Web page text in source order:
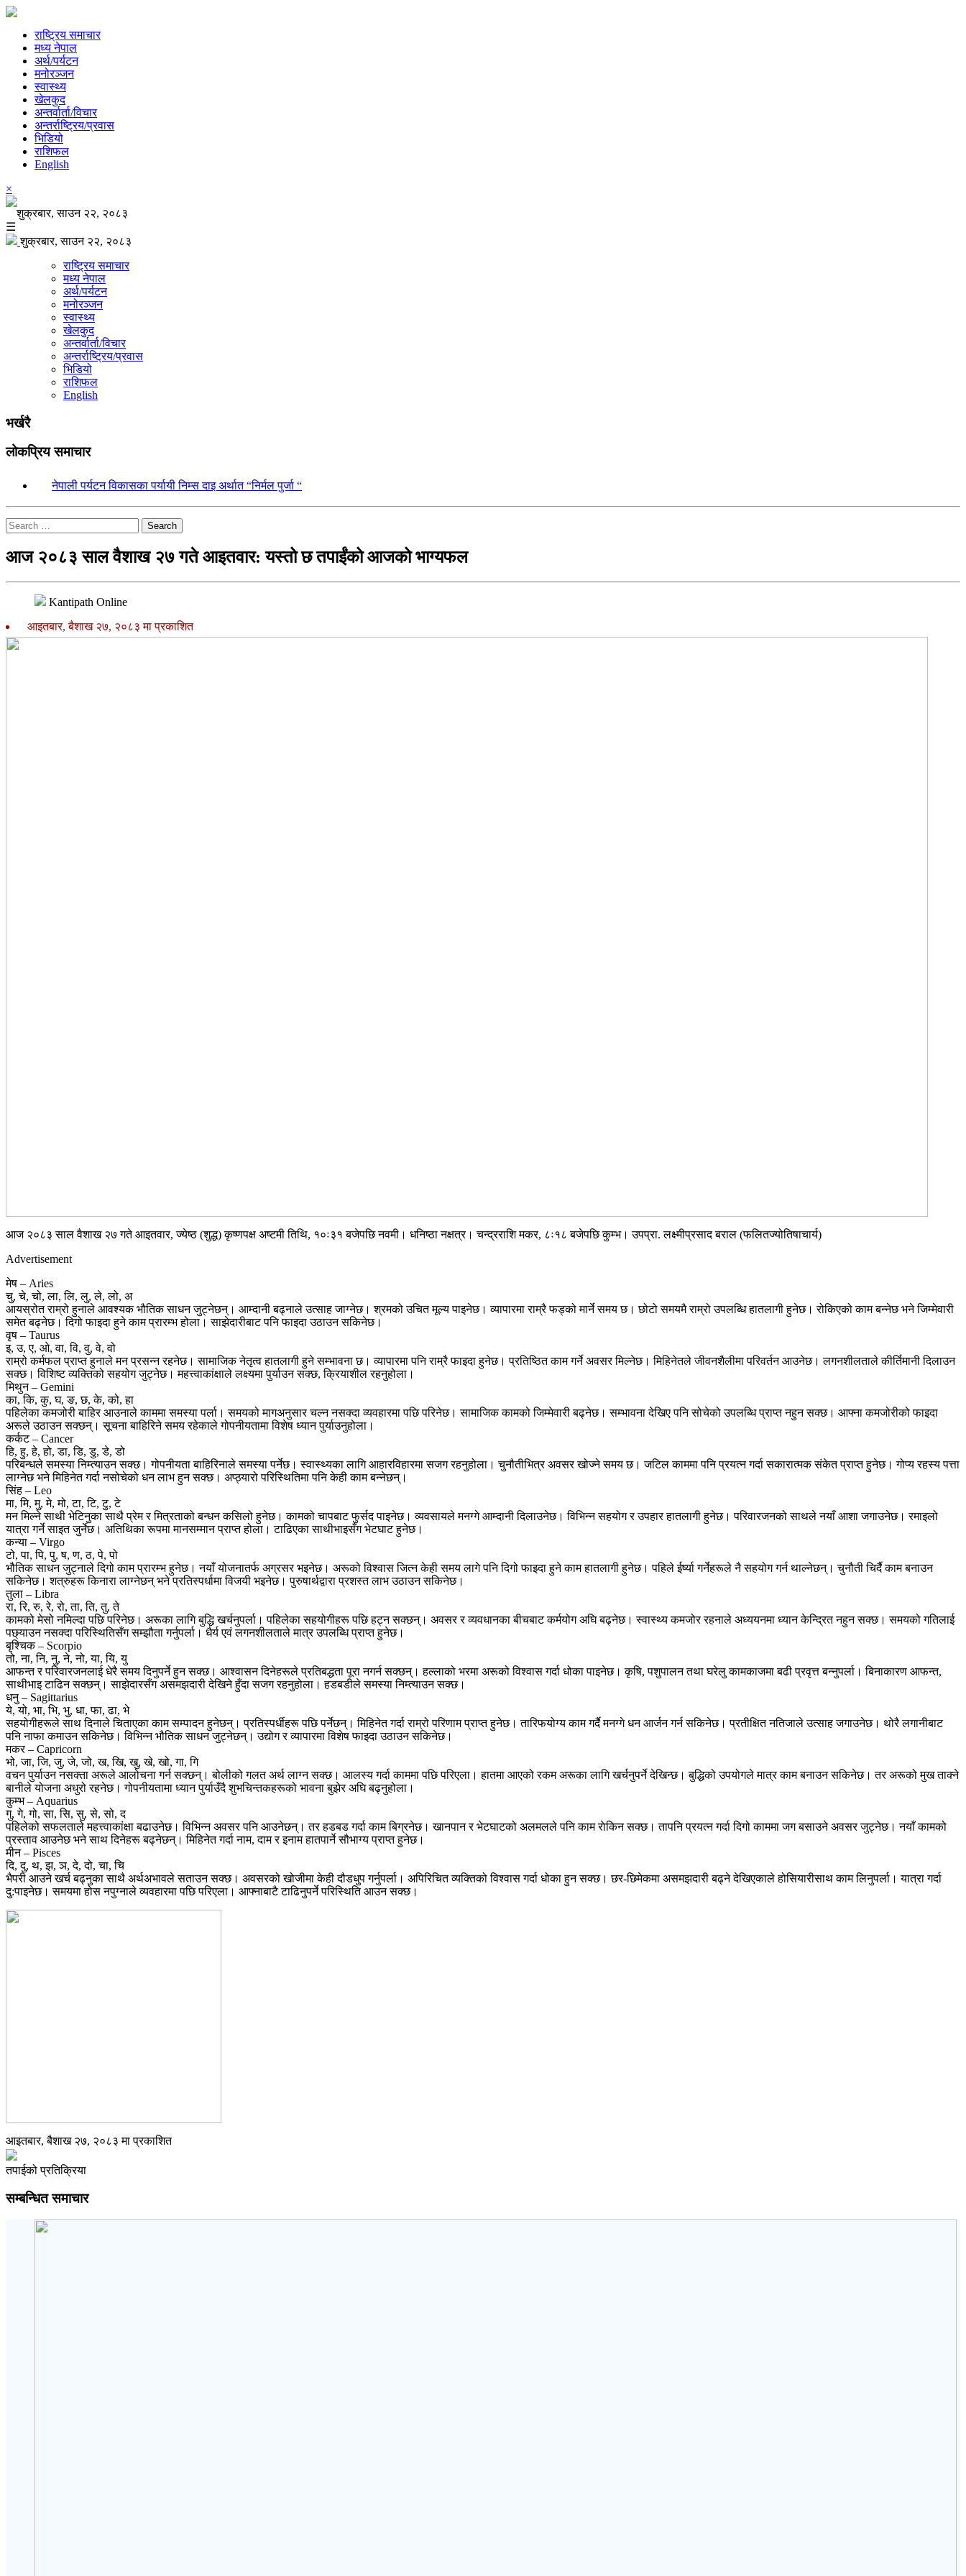
राष्ट्रिय समाचार
मध्य नेपाल
अर्थ/पर्यटन
मनोरञ्जन
स्वास्थ्य
खेलकुद
अन्तर्वार्ता/विचार
अन्तर्राष्ट्रिय/प्रवास
भिडियो
राशिफल
English
×
शुक्रबार, साउन २२, २०८३
☰
शुक्रबार, साउन २२, २०८३
राष्ट्रिय समाचार
मध्य नेपाल
अर्थ/पर्यटन
मनोरञ्जन
स्वास्थ्य
खेलकुद
अन्तर्वार्ता/विचार
अन्तर्राष्ट्रिय/प्रवास
भिडियो
राशिफल
English
भर्खरै
लोकप्रिय समाचार
नेपाली पर्यटन विकासका पर्यायी निम्स दाइ अर्थात “निर्मल पुर्जा “
Search
आज २०८३ साल वैशाख २७ गते आइतवार: यस्तो छ तपाईंको आजको भाग्यफल
Kantipath Online
आइतबार, बैशाख २७, २०८३ मा प्रकाशित
आज २०८३ साल वैशाख २७ गते आइतवार, ज्येष्ठ (शुद्ध) कृष्णपक्ष अष्टमी तिथि, १०ः३१ बजेपछि नवमी। धनिष्ठा नक्षत्र। चन्द्रराशि मकर, ८ः१८ बजेपछि कुम्भ। उपप्रा. लक्ष्मीप्रसाद बराल (फलितज्योतिषाचार्य)
Advertisement
मेष – Aries
चु, चे, चो, ला, लि, लु, ले, लो, अ
आयस्रोत राम्रो हुनाले आवश्यक भौतिक साधन जुट्नेछन्। आम्दानी बढ्नाले उत्साह जाग्नेछ। श्रमको उचित मूल्य पाइनेछ। व्यापारमा राम्रै फड्को मार्ने समय छ। छोटो समयमै राम्रो उपलब्धि हातलागी हुनेछ। रोकिएको काम बन्नेछ भने जिम्मेवारी
समेत बढ्नेछ। दिगो फाइदा हुने काम प्रारम्भ होला। साझेदारीबाट पनि फाइदा उठाउन सकिनेछ।
वृष – Taurus
इ, उ, ए, ओ, वा, वि, वु, वे, वो
राम्रो कर्मफल प्राप्त हुनाले मन प्रसन्न रहनेछ। सामाजिक नेतृत्व हातलागी हुने सम्भावना छ। व्यापारमा पनि राम्रै फाइदा हुनेछ। प्रतिष्ठित काम गर्ने अवसर मिल्नेछ। मिहिनेतले जीवनशैलीमा परिवर्तन आउनेछ। लगनशीलताले कीर्तिमानी दिलाउन
सक्छ। विशिष्ट व्यक्तिको सहयोग जुट्नेछ। महत्त्वाकांक्षाले लक्ष्यमा पुर्याउन सक्छ, क्रियाशील रहनुहोला।
मिथुन – Gemini
का, कि, कु, घ, ङ, छ, के, को, हा
पहिलेका कमजोरी बाहिर आउनाले काममा समस्या पर्ला। समयको मागअनुसार चल्न नसक्दा व्यवहारमा पछि परिनेछ। सामाजिक कामको जिम्मेवारी बढ्नेछ। सम्भावना देखिए पनि सोचेको उपलब्धि प्राप्त नहुन सक्छ। आफ्ना कमजोरीको फाइदा
अरूले उठाउन सक्छन्। सूचना बाहिरिने समय रहेकाले गोपनीयतामा विशेष ध्यान पुर्याउनुहोला।
कर्कट – Cancer
हि, हु, हे, हो, डा, डि, डु, डे, डो
परिबन्धले समस्या निम्त्याउन सक्छ। गोपनीयता बाहिरिनाले समस्या पर्नेछ। स्वास्थ्यका लागि आहारविहारमा सजग रहनुहोला। चुनौतीभित्र अवसर खोज्ने समय छ। जटिल काममा पनि प्रयत्न गर्दा सकारात्मक संकेत प्राप्त हुनेछ। गोप्य रहस्य पत्ता
लाग्नेछ भने मिहिनेत गर्दा नसोचेको धन लाभ हुन सक्छ। अप्ठ्यारो परिस्थितिमा पनि केही काम बन्नेछन्।
सिंह – Leo
मा, मि, मु, मे, मो, टा, टि, टु, टे
मन मिल्ने साथी भेटिनुका साथै प्रेम र मित्रताको बन्धन कसिलो हुनेछ। कामको चापबाट फुर्सद पाइनेछ। व्यवसायले मनग्गे आम्दानी दिलाउनेछ। विभिन्न सहयोग र उपहार हातलागी हुनेछ। परिवारजनको साथले नयाँ आशा जगाउनेछ। रमाइलो
यात्रा गर्ने साइत जुर्नेछ। अतिथिका रूपमा मानसम्मान प्राप्त होला। टाढिएका साथीभाइसँग भेटघाट हुनेछ।
कन्या – Virgo
टो, पा, पि, पु, ष, ण, ठ, पे, पो
भौतिक साधन जुट्नाले दिगो काम प्रारम्भ हुनेछ। नयाँ योजनातर्फ अग्रसर भइनेछ। अरूको विश्वास जित्न केही समय लागे पनि दिगो फाइदा हुने काम हातलागी हुनेछ। पहिले ईर्ष्या गर्नेहरूले नै सहयोग गर्न थाल्नेछन्। चुनौती चिर्दै काम बनाउन
सकिनेछ। शत्रुहरू किनारा लाग्नेछन् भने प्रतिस्पर्धामा विजयी भइनेछ। पुरुषार्थद्वारा प्रशस्त लाभ उठाउन सकिनेछ।
तुला – Libra
रा, रि, रु, रे, रो, ता, ति, तु, ते
कामको मेसो नमिल्दा पछि परिनेछ। अरूका लागि बुद्धि खर्चनुपर्ला। पहिलेका सहयोगीहरू पछि हट्न सक्छन्। अवसर र व्यवधानका बीचबाट कर्मयोग अघि बढ्नेछ। स्वास्थ्य कमजोर रहनाले अध्ययनमा ध्यान केन्द्रित नहुन सक्छ। समयको गतिलाई
पछ्याउन नसक्दा परिस्थितिसँग सम्झौता गर्नुपर्ला। धैर्य एवं लगनशीलताले मात्र उपलब्धि प्राप्त हुनेछ।
बृश्चिक – Scorpio
तो, ना, नि, नु, ने, नो, या, यि, यु
आफन्त र परिवारजनलाई धेरै समय दिनुपर्ने हुन सक्छ। आश्वासन दिनेहरूले प्रतिबद्धता पूरा नगर्न सक्छन्। हल्लाको भरमा अरूको विश्वास गर्दा धोका पाइनेछ। कृषि, पशुपालन तथा घरेलु कामकाजमा बढी प्रवृत्त बन्नुपर्ला। बिनाकारण आफन्त,
साथीभाइ टाढिन सक्छन्। साझेदारसँग असमझदारी देखिने हुँदा सजग रहनुहोला। हडबडीले समस्या निम्त्याउन सक्छ।
धनु – Sagittarius
ये, यो, भा, भि, भु, धा, फा, ढा, भे
सहयोगीहरूले साथ दिनाले चिताएका काम सम्पादन हुनेछन्। प्रतिस्पर्धीहरू पछि पर्नेछन्। मिहिनेत गर्दा राम्रो परिणाम प्राप्त हुनेछ। तारिफयोग्य काम गर्दै मनग्गे धन आर्जन गर्न सकिनेछ। प्रतीक्षित नतिजाले उत्साह जगाउनेछ। थोरै लगानीबाट
पनि नाफा कमाउन सकिनेछ। विभिन्न भौतिक साधन जुट्नेछन्। उद्योग र व्यापारमा विशेष फाइदा उठाउन सकिनेछ।
मकर – Capricorn
भो, जा, जि, जु, जे, जो, ख, खि, खु, खे, खो, गा, गि
वचन पुर्याउन नसक्ता अरूले आलोचना गर्न सक्छन्। बोलीको गलत अर्थ लाग्न सक्छ। आलस्य गर्दा काममा पछि परिएला। हातमा आएको रकम अरूका लागि खर्चनुपर्ने देखिन्छ। बुद्धिको उपयोगले मात्र काम बनाउन सकिनेछ। तर अरूको मुख ताक्ने
बानीले योजना अधुरो रहनेछ। गोपनीयतामा ध्यान पुर्याउँदै शुभचिन्तकहरूको भावना बुझेर अघि बढ्नुहोला।
कुम्भ – Aquarius
गु, गे, गो, सा, सि, सु, से, सो, द
पहिलेको सफलताले महत्त्वाकांक्षा बढाउनेछ। विभिन्न अवसर पनि आउनेछन्। तर हडबड गर्दा काम बिग्रनेछ। खानपान र भेटघाटको अलमलले पनि काम राेकिन सक्छ। तापनि प्रयत्न गर्दा दिगो काममा जग बसाउने अवसर जुट्नेछ। नयाँ कामको
प्रस्ताव आउनेछ भने साथ दिनेहरू बढ्नेछन्। मिहिनेत गर्दा नाम, दाम र इनाम हातपार्ने सौभाग्य प्राप्त हुनेछ।
मीन – Pisces
दि, दु, थ, झ, ञ, दे, दो, चा, चि
भैपरी आउने खर्च बढ्नुका साथै अर्थअभावले सताउन सक्छ। अवसरको खोजीमा केही दौडधुप गर्नुपर्ला। अपिरिचित व्यक्तिको विश्वास गर्दा धोका हुन सक्छ। छर-छिमेकमा असमझदारी बढ्ने देखिएकाले होसियारीसाथ काम लिनुपर्ला। यात्रा गर्दा
दु:पाइनेछ। समयमा होस नपुग्नाले व्यवहारमा पछि परिएला। आफ्नाबाटै टाढिनुपर्ने परिस्थिति आउन सक्छ।
आइतबार, बैशाख २७, २०८३ मा प्रकाशित
तपाईको प्रतिक्रिया
सम्बन्धित समाचार